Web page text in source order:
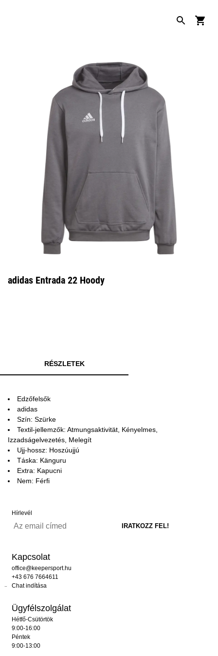
adidas Entrada 22 Hoody
RÉSZLETEK
Edzőfelsők
adidas
Szín: Szürke
Textil-jellemzők: Atmungsaktivität, Kényelmes,
Izzadságelvezetés, Melegít
Ujj-hossz: Hoszúujjú
Táska: Känguru
Extra: Kapucni
Nem: Férfi
Hírlevél
Kapcsolat
office@keepersport.hu
+43 676 7664611
Chat indítása
Ügyfélszolgálat
Hétfő-Csütörtök
9:00-16:00
Péntek
9:00-13:00